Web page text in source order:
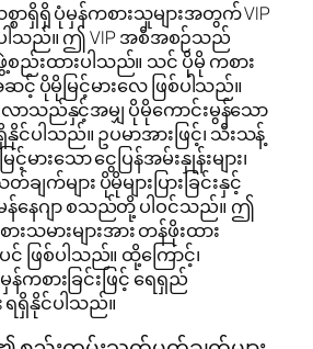
စာရှိရှိ ပုံမှန်ကစားသူများအတွက် VIP
ါသည်။ ဤ VIP အစီအစဉ်သည်
ဖွဲ့စည်းထားပါသည်။ သင် ပိုမို ကစား
င့် ပိုမိုမြင့်မားလေ ဖြစ်ပါသည်။
လာသည်နှင့်အမျှ ပိုမိုကောင်းမွန်သော
င်ပါသည်။ ဥပမာအားဖြင့်၊ သီးသန့်
ြင့်မားသော ငွေပြန်အမ်းနှုန်းများ၊
များ ပိုမိုများပြားခြင်းနှင့်
နေဂျာ စသည်တို့ ပါဝင်သည်။ ဤ
သမားများအား တန်ဖိုးထား
ပင် ဖြစ်ပါသည်။ ထို့ကြောင့်၊
ကစားခြင်းဖြင့် ရေရှည်
ရရှိနိုင်ပါသည်။